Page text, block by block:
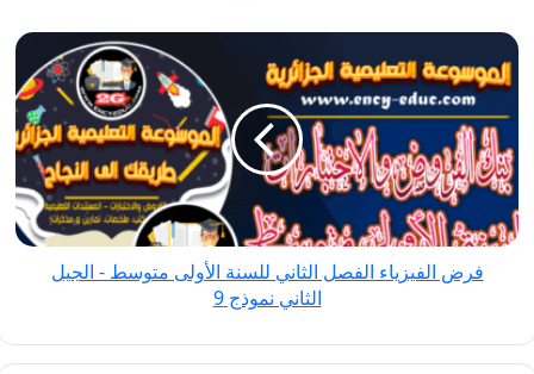
7
فرض
الفيزياء
الفصل
الثاني
للسنة
الأولى
متوسط
-
الجيل
9
فرض الفيزياء الفصل الثاني للسنة الأولى متوسط - الجيل
الثاني نموذج 9